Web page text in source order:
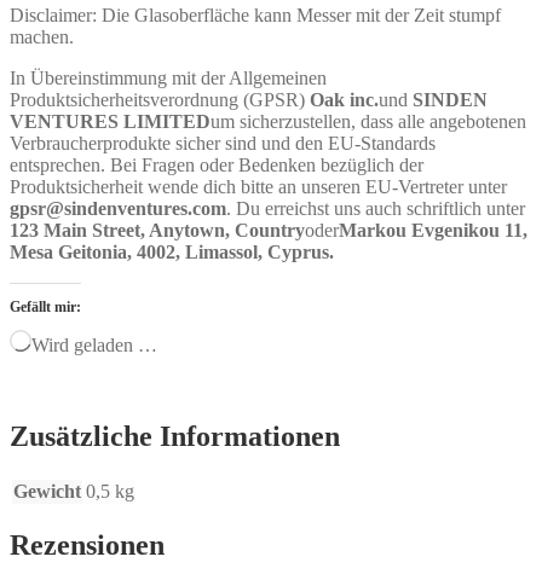
Disclaimer: Die Glasoberfläche kann Messer mit der Zeit stumpf
machen.
In Übereinstimmung mit der Allgemeinen
Produktsicherheitsverordnung (GPSR) Oak inc.und SINDEN
VENTURES LIMITEDum sicherzustellen, dass alle angebotenen
Verbraucherprodukte sicher sind und den EU-Standards
entsprechen. Bei Fragen oder Bedenken bezüglich der
Produktsicherheit wende dich bitte an unseren EU-Vertreter unter
gpsr@sindenventures.com. Du erreichst uns auch schriftlich unter
123 Main Street, Anytown, CountryoderMarkou Evgenikou 11,
Mesa Geitonia, 4002, Limassol, Cyprus.
Gefällt mir:
Wird geladen …
Zusätzliche Informationen
Gewicht 0,5 kg
Rezensionen